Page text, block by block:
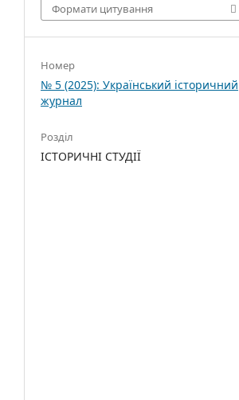
Формати цитування
Номер
№ 5 (2025): Український історичний
журнал
Розділ
ІСТОРИЧНІ СТУДІЇ